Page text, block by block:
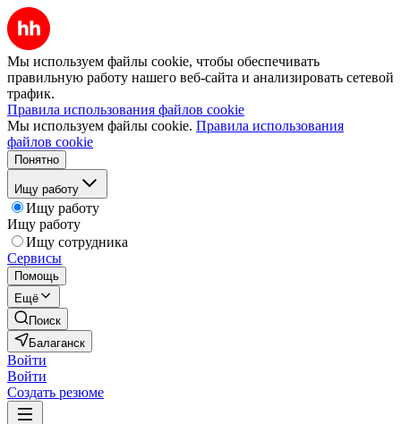
Мы используем файлы cookie, чтобы обеспечивать
правильную работу нашего веб-сайта и анализировать сетевой
трафик.
Правила использования файлов cookie
Мы используем файлы cookie. Правила использования
файлов cookie
Понятно
Ищу работу
Ищу работу
Ищу работу
Ищу сотрудника
Сервисы
Помощь
Ещё
Поиск
Балаганск
Войти
Войти
Создать резюме